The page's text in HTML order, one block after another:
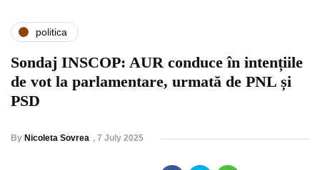
politica
Sondaj INSCOP: AUR conduce în intențiile
de vot la parlamentare, urmată de PNL și
PSD
By Nicoleta Sovrea , 7 July 2025